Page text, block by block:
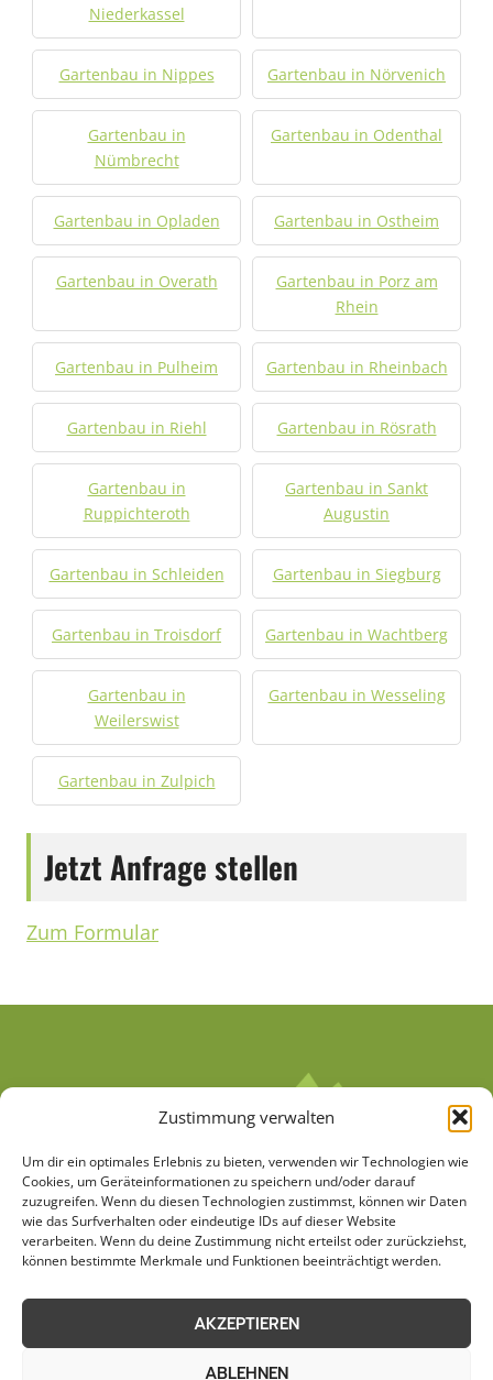
Zustimmung verwalten
Um dir ein optimales Erlebnis zu bieten, verwenden wir Technologien wie
Cookies, um Geräteinformationen zu speichern und/oder darauf
zuzugreifen. Wenn du diesen Technologien zustimmst, können wir Daten
wie das Surfverhalten oder eindeutige IDs auf dieser Website
verarbeiten. Wenn du deine Zustimmung nicht erteilst oder zurückziehst,
können bestimmte Merkmale und Funktionen beeinträchtigt werden.
AKZEPTIEREN
ABLEHNEN
Niederkassel
Gartenbau in Nippes Gartenbau in Nörvenich
Gartenbau in
Nümbrecht
Gartenbau in Odenthal
Gartenbau in Opladen Gartenbau in Ostheim
Gartenbau in Overath
Gartenbau in Porz am
Rhein
Gartenbau in Pulheim Gartenbau in Rheinbach
Gartenbau in Riehl Gartenbau in Rösrath
Gartenbau in
Ruppichteroth
Gartenbau in Sankt
Augustin
Gartenbau in Schleiden Gartenbau in Siegburg
Gartenbau in Troisdorf Gartenbau in Wachtberg
Gartenbau in
Weilerswist
Gartenbau in Wesseling
Gartenbau in Zulpich
Jetzt Anfrage stellen
Zum Formular
AGB
Datenschutzerklärung
Cookie-Richtlinie (EU)
Kontakt
Impressum
Sitemap